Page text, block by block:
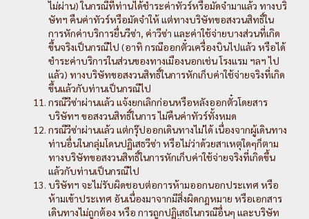
ไม่ผ่าน) ในกรณีที่ท่านได้ชำระค่าทัวร์หรือมัดจำมาแล้ว ทางบริ
ษัทฯ คืนค่าทัวร์หรือมัดจำให้ แต่ทางบริษัทขอสงวนสิทธิ์ใน
การหักค่าบริการยื่นวีซ่า, ค่าวีซ่า และค่าใช้จ่ายบางส่วนที่เกิด
ขึ้นจริงเป็นกรณีไป (อาทิ กรณีออกตั๋วเครื่องบินไปแล้ว หรือได้
ชำระค่าบริการในส่วนของทางเมืองนอกเช่น โรงแรม ฯลฯ ไป
แล้ว) ทางบริษัทขอสงวนสิทธิ์ในการหักเก็บค่าใช้จ่ายจริงที่เกิด
ขึ้นแล้วกับท่านเป็นกรณีไป
กรณีวีซ่าผ่านแล้ว แจ้งยกเลิกก่อนหรือหลังออกตั๋วโดยสาร
บริษัทฯ ขอสงวนสิทธิ์ในการ ไม่คืนค่าทัวร์ทั้งหมด
กรณีวีซ่าผ่านแล้ว แต่กรุ๊ปออกเดินทางไม่ได้ เนื่องจากผู้เดินทาง
ท่านอื่นในกลุ่มโดนปฏิเสธวีซ่า หรือไม่ว่าด้วยสาเหตุใดๆก็ตาม
ทางบริษัทขอสงวนสิทธิ์ในการหักเก็บค่าใช้จ่ายจริงที่เกิดขึ้น
แล้วกับท่านเป็นกรณีไป
บริษัทฯ จะไม่รับผิดชอบต่อการห้ามออกนอกประเทศ หรือ
ห้ามเข้าประเทศ อันเนื่องมาจากมีสิ่งผิดกฎหมาย หรือเอกสาร
เดินทางไม่ถูกต้อง หรือ การถูกปฏิเสธในกรณีอื่นๆ และบริษัท